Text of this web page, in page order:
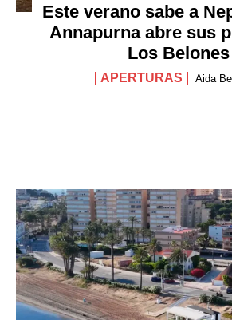
Este verano sabe a
Annapurna abre sus
Los Belones
APERTURAS Aida